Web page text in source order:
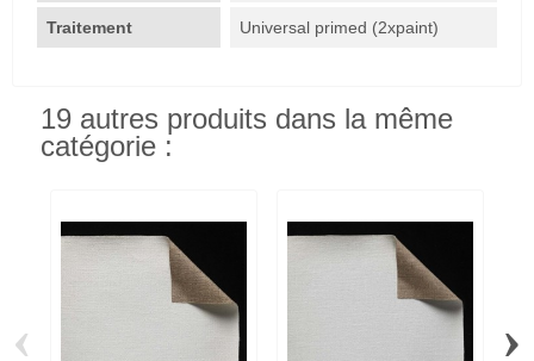
Traitement Universal primed (2xpaint)
19 autres produits dans la même
catégorie :
‹ ›